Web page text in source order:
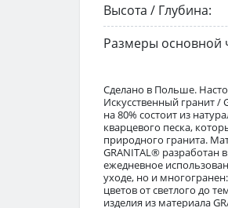
Высота / Глубина:
Размеры основной
Сделано в Польше.
Искусственный гранит /
на 80% состоит из
кварцевого песка,
природного гранита.
GRANITAL® разработан
ежедневное
уходе, но и
цветов от светлого до
изделия из материала